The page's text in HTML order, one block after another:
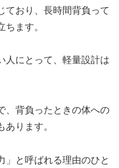
ており、長時間背負って
ます。
人にとって、軽量設計は
、背負ったときの体への
ります。
」と呼ばれる理由のひと